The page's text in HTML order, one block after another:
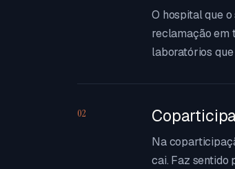
O hospital que
reclamação em
laboratórios
02
Na
cai. Faz sentido